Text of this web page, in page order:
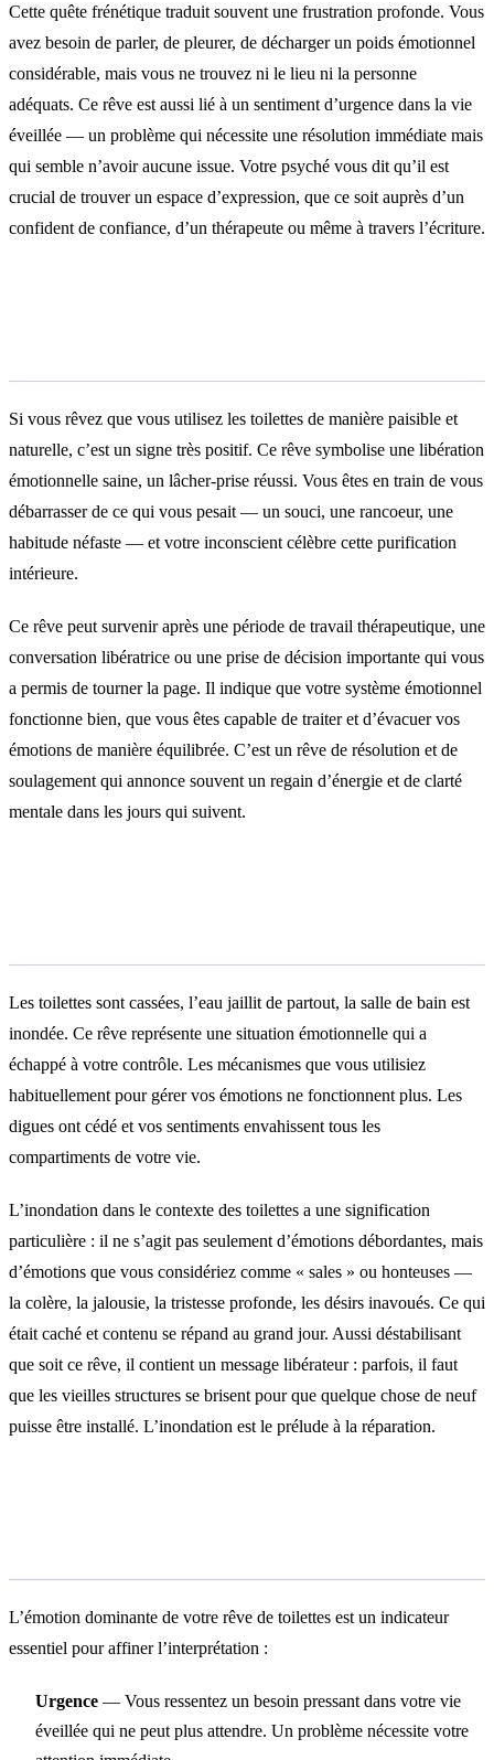
Cette quête frénétique traduit souvent une frustration profonde. Vous
avez besoin de parler, de pleurer, de décharger un poids émotionnel
considérable, mais vous ne trouvez ni le lieu ni la personne
adéquats. Ce rêve est aussi lié à un sentiment d’urgence dans la vie
éveillée — un problème qui nécessite une résolution immédiate mais
qui semble n’avoir aucune issue. Votre psyché vous dit qu’il est
crucial de trouver un espace d’expression, que ce soit auprès d’un
confident de confiance, d’un thérapeute ou même à travers l’écriture.
Si vous rêvez que vous utilisez les toilettes de manière paisible et
naturelle, c’est un signe très positif. Ce rêve symbolise une libération
émotionnelle saine, un lâcher-prise réussi. Vous êtes en train de vous
débarrasser de ce qui vous pesait — un souci, une rancoeur, une
habitude néfaste — et votre inconscient célèbre cette purification
intérieure.
Ce rêve peut survenir après une période de travail thérapeutique, une
conversation libératrice ou une prise de décision importante qui vous
a permis de tourner la page. Il indique que votre système émotionnel
fonctionne bien, que vous êtes capable de traiter et d’évacuer vos
émotions de manière équilibrée. C’est un rêve de résolution et de
soulagement qui annonce souvent un regain d’énergie et de clarté
mentale dans les jours qui suivent.
Les toilettes sont cassées, l’eau jaillit de partout, la salle de bain est
inondée. Ce rêve représente une situation émotionnelle qui a
échappé à votre contrôle. Les mécanismes que vous utilisiez
habituellement pour gérer vos émotions ne fonctionnent plus. Les
digues ont cédé et vos sentiments envahissent tous les
compartiments de votre vie.
L’inondation dans le contexte des toilettes a une signification
particulière : il ne s’agit pas seulement d’émotions débordantes, mais
d’émotions que vous considériez comme « sales » ou honteuses —
la colère, la jalousie, la tristesse profonde, les désirs inavoués. Ce qui
était caché et contenu se répand au grand jour. Aussi déstabilisant
que soit ce rêve, il contient un message libérateur : parfois, il faut
que les vieilles structures se brisent pour que quelque chose de neuf
puisse être installé. L’inondation est le prélude à la réparation.
L’émotion dominante de votre rêve de toilettes est un indicateur
essentiel pour affiner l’interprétation :
Urgence — Vous ressentez un besoin pressant dans votre vie
éveillée qui ne peut plus attendre. Un problème nécessite votre